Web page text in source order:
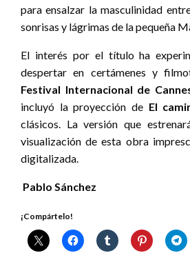
para ensalzar la masculinidad
sonrisas y lágrimas de la pequeña
El interés por el título ha
despertar en certámenes y
Festival Internacional de
incluyó la proyección de El
clásicos. La versión que
visualización de esta obra
digitalizada.
Pablo Sánchez
¡Compártelo!